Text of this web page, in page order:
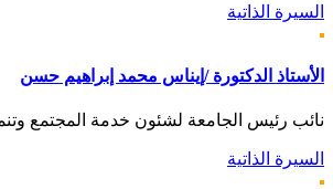
السيرة الذاتية
الأستاذ الدكتورة /إيناس محمد إبراهيم حسن
نائب رئيس الجامعة لشئون خدمة المجتمع
السيرة الذاتية